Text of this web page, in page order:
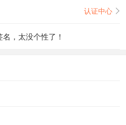
认证中心
，太没个性了！